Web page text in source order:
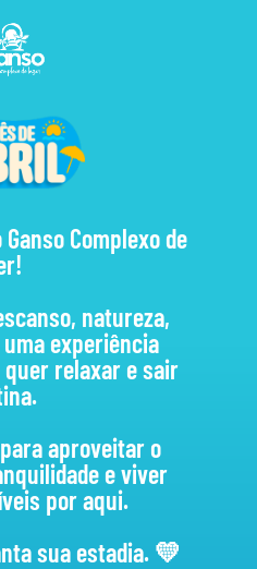
Complexo de
natureza,
experiência
relaxar e sair
aproveitar o
e viver
por aqui.
sua estadia. 💛